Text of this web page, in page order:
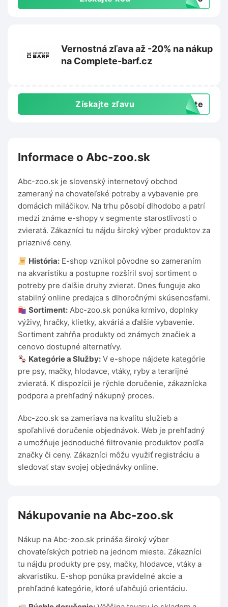
Vernostná zľava až -20% na nákup
na Complete-barf.cz
Získajte zľavu exte
Informace o Abc-zoo.sk
Abc-zoo.sk je slovenský internetový obchod
zameraný na chovateľské potreby a vybavenie pre
domácich miláčikov. Na trhu pôsobí dlhodobo a patrí
medzi známe e-shopy v segmente starostlivosti o
zvieratá. Zákazníci tu nájdu široký výber produktov za
priaznivé ceny.
História: E-shop vznikol pôvodne so zameraním
na akvaristiku a postupne rozšíril svoj sortiment o
potreby pre ďalšie druhy zvierat. Dnes funguje ako
stabilný online predajca s dlhoročnými skúsenosťami.
Sortiment: Abc-zoo.sk ponúka krmivo, doplnky
výživy, hračky, klietky, akváriá a ďalšie vybavenie.
Sortiment zahŕňa produkty od známych značiek a
cenovo dostupné alternatívy.
Kategórie a Služby: V e-shope nájdete kategórie
pre psy, mačky, hlodavce, vtáky, ryby a terarijné
zvieratá. K dispozícii je rýchle doručenie, zákaznícka
podpora a prehľadný nákupný proces.
Abc-zoo.sk sa zameriava na kvalitu služieb a
spoľahlivé doručenie objednávok. Web je prehľadný
a umožňuje jednoduché filtrovanie produktov podľa
značky či ceny. Zákazníci môžu využiť registráciu a
sledovať stav svojej objednávky online.
Nákupovanie na Abc-zoo.sk
Nákup na Abc-zoo.sk prináša široký výber
chovateľských potrieb na jednom mieste. Zákazníci
tu nájdu produkty pre psy, mačky, hlodavce, vtáky a
akvaristiku. E-shop ponúka pravidelné akcie a
prehľadné kategórie, ktoré uľahčujú orientáciu.